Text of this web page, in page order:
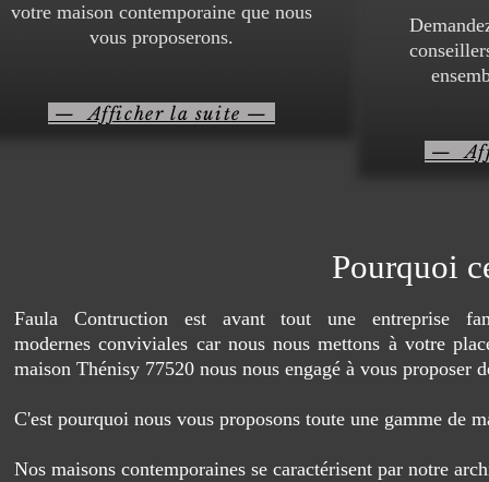
votre maison contemporaine que nous
vous proposerons.
— Afficher la suite —
—
Pourquoi
Faula Contruction est avant tout une entreprise
modernes conviviales car nous nous mettons à votre
maison Thénisy 77520 nous nous engagé à vous proposer
C'est pourquoi nous vous proposons toute une gamme de
Nos maisons contemporaines se caractérisent par notre